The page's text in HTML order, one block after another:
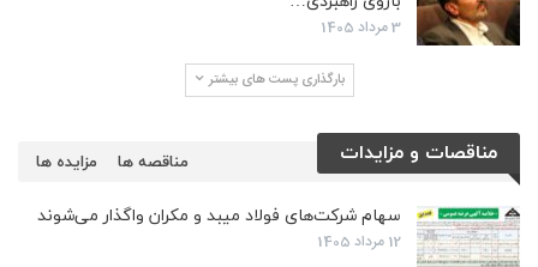
3 مرداد 1405
بارگذاری پست های بیشتر
مناقصات و مزایدات مزایده ها مناقصه ها
سهام شرکت‌های فولاد میبد و مکران واگذار می‌شوند
12 مرداد 1405